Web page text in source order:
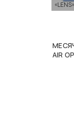
AIR